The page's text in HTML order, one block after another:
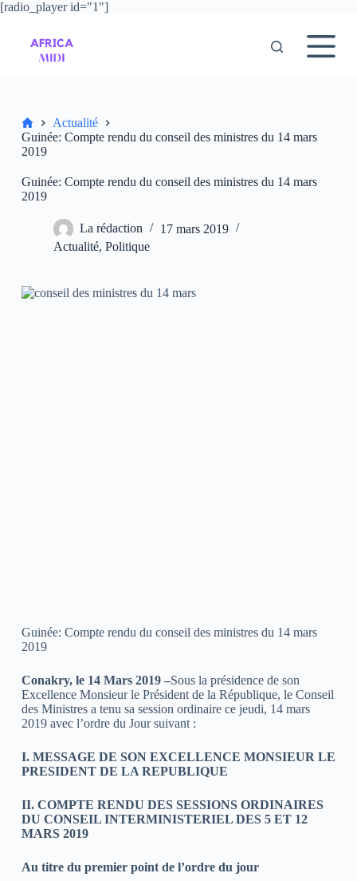
[radio_player id="1"]
P
n
n
AccueilActualité
Guinée: Compte rendu du conseil des ministres du 14 mars
2019
Guinée: Compte rendu du conseil des ministres du 14 mars
2019
La rédaction
17 mars 2019
Actualité, Politique
Guinée: Compte rendu du conseil des ministres du 14 mars
2019
Conakry, le 14 Mars 2019 –Sous la présidence de son
Excellence Monsieur le Président de la République, le Conseil
des Ministres a tenu sa session ordinaire ce jeudi, 14 mars
2019 avec l’ordre du Jour suivant :
I. MESSAGE DE SON EXCELLENCE MONSIEUR LE
PRESIDENT DE LA REPUBLIQUE
II. COMPTE RENDU DES SESSIONS ORDINAIRES
DU CONSEIL INTERMINISTERIEL DES 5 ET 12
MARS 2019
Au titre du premier point de l’ordre du jour